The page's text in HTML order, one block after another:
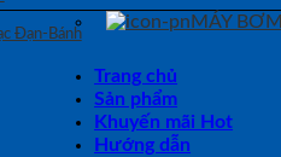
Đạn-Bánh
MÁY BƠM
Trang chủ
Sản phẩm
Khuyến mãi Hot
Hướng dẫn